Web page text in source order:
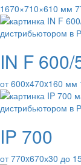
1670×710×610 мм
IN F 600/
от 600x470x160 мм
IP 700
от 770x670х30 до